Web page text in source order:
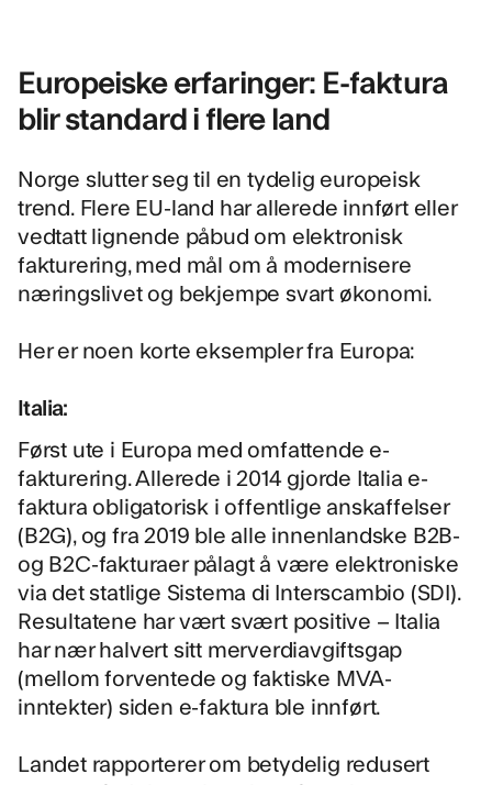
Europeiske erfaringer: E-faktura
blir standard i flere land
Norge slutter seg til en tydelig europeisk
trend. Flere EU-land har allerede innført eller
vedtatt lignende påbud om elektronisk
fakturering, med mål om å modernisere
næringslivet og bekjempe svart økonomi.
Her er noen korte eksempler fra Europa:
Italia:
Først ute i Europa med omfattende e-
fakturering. Allerede i 2014 gjorde Italia e-
faktura obligatorisk i offentlige anskaffelser
(B2G), og fra 2019 ble alle innenlandske B2B-
og B2C-fakturaer pålagt å være elektroniske
via det statlige Sistema di Interscambio (SDI).
Resultatene har vært svært positive – Italia
har nær halvert sitt merverdiavgiftsgap
(mellom forventede og faktiske MVA-
inntekter) siden e-faktura ble innført.
Landet rapporterer om betydelig redusert